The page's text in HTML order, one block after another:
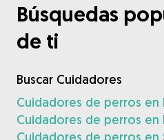
Búsquedas
de ti
Buscar Cuidadores
Cuidadores de perros en
Cuidadores de perros en